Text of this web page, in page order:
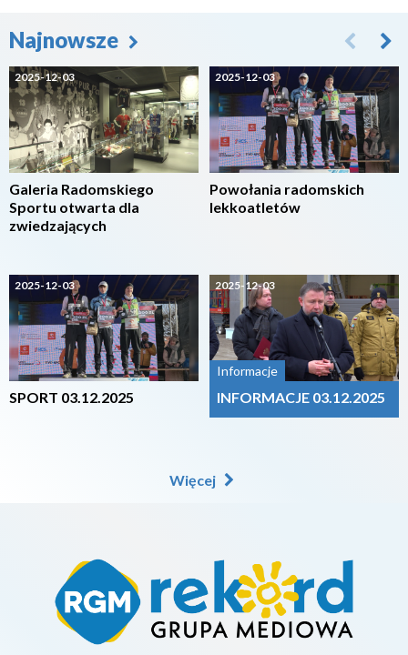
Najnowsze
2025-12-03
Galeria Radomskiego
Sportu otwarta dla
zwiedzających
2025-12-03
SPORT 03.12.2025
2025-12-03
Powołania radomskich
lekkoatletów
2025-12-03
Informacje
INFORMACJE 03.12.2025
Więcej